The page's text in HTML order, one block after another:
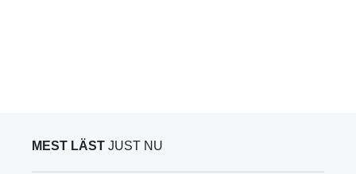
MEST LÄST JUST NU